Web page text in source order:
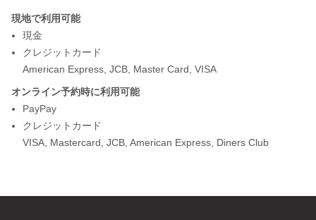
現地で利用可能
現金
クレジットカード
American Express JCB Master Card VISA
オンライン予約時に利用可能
PayPay
クレジットカード
VISA Mastercard JCB American Express Diners Club